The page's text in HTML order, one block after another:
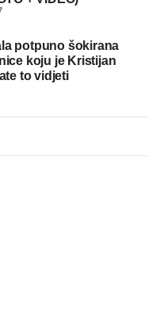
potpuno šokirana
koju je Kristijan
to vidjeti